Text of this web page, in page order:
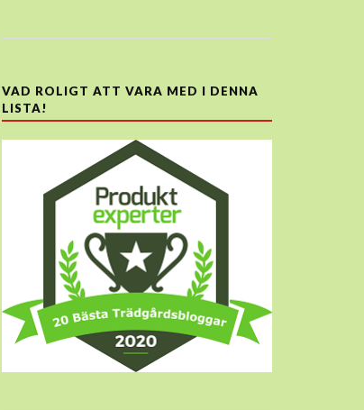
VAD ROLIGT ATT VARA MED I DENNA
LISTA!